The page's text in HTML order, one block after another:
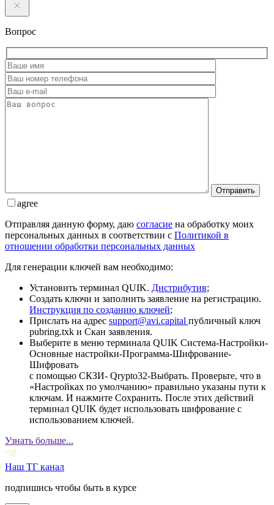
Вопрос
Отправить
agree
Отправляя данную форму, даю согласие на обработку моих
персональных данных в соответствии с Политикой в
отношении обработки персональных данных
Для генерации ключей вам необходимо:
Установить терминал QUIK. Дистрибутив;
Создать ключи и заполнить заявление на регистрацию.
Инструкция по созданию ключей;
Прислать на адрес support@avi.capital публичный ключ
pubring.txk и Скан заявления.
Выберите в меню терминала QUIK Система-Настройки-
Основные настройки-Программа-Шифрование-
Шифровать
с помощью СКЗИ- Qrypto32-Выбрать. Проверьте, что в
«Настройках по умолчанию» правильно указаны пути к
ключам. И нажмите Сохранить. После этих действий
терминал QUIK будет использовать шифрование с
использованием ключей.
Узнать больше...
Наш ТГ канал
подпишись чтобы быть в курсе